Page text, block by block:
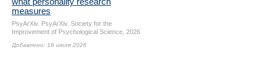
measures
PsyArXiv. PsyArXiv. Society for the
Improvement of Psychological Science, 2026
Добавлено: 16 июля 2026